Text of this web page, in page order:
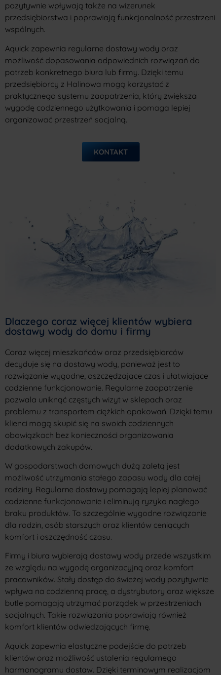
pozytywnie wpływają także na wizerunek
przedsiębiorstwa i poprawiają funkcjonalność przestrzeni
wspólnych.
Aquick zapewnia regularne dostawy wody oraz
możliwość dopasowania odpowiednich rozwiązań do
potrzeb konkretnego biura lub firmy. Dzięki temu
przedsiębiorcy z Halinowa mogą korzystać z
praktycznego systemu zaopatrzenia, który zwiększa
wygodę codziennego użytkowania i pomaga lepiej
organizować przestrzeń socjalną.
KONTAKT
Dlaczego coraz więcej klientów wybiera
dostawy wody do domu i firmy
Coraz więcej mieszkańców oraz przedsiębiorców
decyduje się na dostawy wody, ponieważ jest to
rozwiązanie wygodne, oszczędzające czas i ułatwiające
codzienne funkcjonowanie. Regularne zaopatrzenie
pozwala uniknąć częstych wizyt w sklepach oraz
problemu z transportem ciężkich opakowań. Dzięki temu
klienci mogą skupić się na swoich codziennych
obowiązkach bez konieczności organizowania
dodatkowych zakupów.
W gospodarstwach domowych dużą zaletą jest
możliwość utrzymania stałego zapasu wody dla całej
rodziny. Regularne dostawy pomagają lepiej planować
codzienne funkcjonowanie i eliminują ryzyko nagłego
braku produktów. To szczególnie wygodne rozwiązanie
dla rodzin, osób starszych oraz klientów ceniących
komfort i oszczędność czasu.
Firmy i biura wybierają dostawy wody przede wszystkim
ze względu na wygodę organizacyjną oraz komfort
pracowników. Stały dostęp do świeżej wody pozytywnie
wpływa na codzienną pracę, a dystrybutory oraz większe
butle pomagają utrzymać porządek w przestrzeniach
socjalnych. Takie rozwiązania poprawiają również
komfort klientów odwiedzających firmę.
Aquick zapewnia elastyczne podejście do potrzeb
klientów oraz możliwość ustalenia regularnego
harmonogramu dostaw. Dzięki terminowym realizacjom